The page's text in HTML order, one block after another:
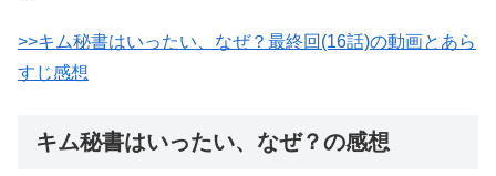
>>キム秘書はいったい、なぜ？最終回(16話)の動画とあら
すじ感想
キム秘書はいったい、なぜ？の感想